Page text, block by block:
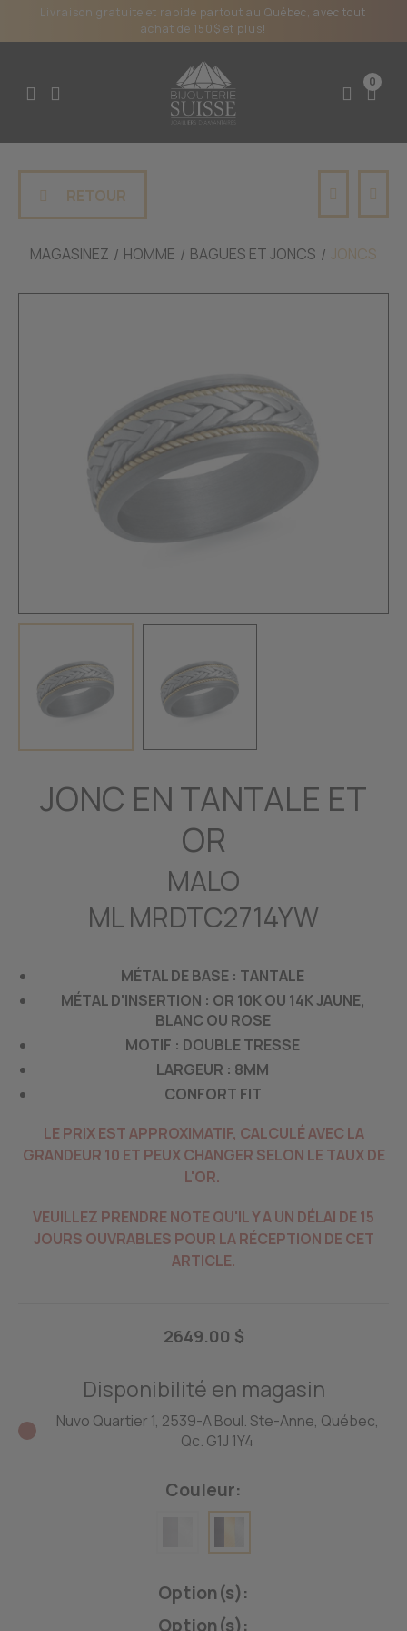
Livraison gratuite et rapide partout au Québec, avec tout
achat de 150$ et plus!
0
RETOUR
MAGASINEZ HOMME BAGUES ET JONCS JONCS
JONC EN TANTALE ET
OR
MALO
ML MRDTC2714YW
MÉTAL DE BASE : TANTALE
MÉTAL D'INSERTION : OR 10K OU 14K JAUNE,
BLANC OU ROSE
MOTIF : DOUBLE TRESSE
LARGEUR : 8MM
CONFORT FIT
LE PRIX EST APPROXIMATIF, CALCULÉ AVEC LA
GRANDEUR 10 ET PEUX CHANGER SELON LE TAUX DE
L'OR.
VEUILLEZ PRENDRE NOTE QU'IL Y A UN DÉLAI DE 15
JOURS OUVRABLES POUR LA RÉCEPTION DE CET
ARTICLE.
2649.00 $
Disponibilité en magasin
Nuvo Quartier 1, 2539-A Boul. Ste-Anne, Québec,
Qc. G1J 1Y4
Couleur:
Option(s):
Option(s):